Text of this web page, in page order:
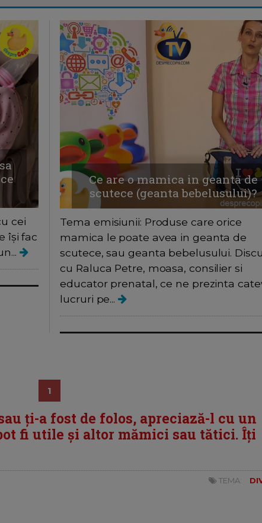
cei
își fac
Ce are o mamica in geanta de
scutece (geanta bebelusului)?
Tema emisiunii: Produse care orice
mamica le poate avea in geanta de
scutece, sau geanta bebelusului.
cu Raluca Petre, moasa, consilier si
educator prenatal, ce ne prezinta
lucruri pe...
1
ți-a fost de folos, apreciază-l cu un
fi utile și altor mămici sau tătici. Îți
TEMA: